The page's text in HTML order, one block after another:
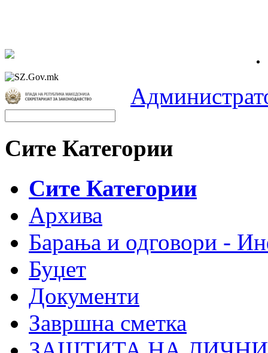
Сите Категории
Сите Категории
Архива
Барања и одговори -
Буџет
Документи
Завршна сметка